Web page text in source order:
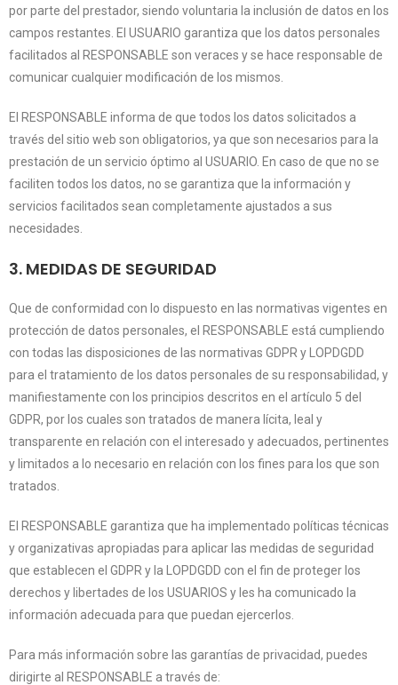
por parte del prestador, siendo voluntaria la inclusión de datos en los
campos restantes. El USUARIO garantiza que los datos personales
facilitados al RESPONSABLE son veraces y se hace responsable de
comunicar cualquier modificación de los mismos.
El RESPONSABLE informa de que todos los datos solicitados a
través del sitio web son obligatorios, ya que son necesarios para la
prestación de un servicio óptimo al USUARIO. En caso de que no se
faciliten todos los datos, no se garantiza que la información y
servicios facilitados sean completamente ajustados a sus
necesidades.
3. MEDIDAS DE SEGURIDAD
Que de conformidad con lo dispuesto en las normativas vigentes en
protección de datos personales, el RESPONSABLE está cumpliendo
con todas las disposiciones de las normativas GDPR y LOPDGDD
para el tratamiento de los datos personales de su responsabilidad, y
manifiestamente con los principios descritos en el artículo 5 del
GDPR, por los cuales son tratados de manera lícita, leal y
transparente en relación con el interesado y adecuados, pertinentes
y limitados a lo necesario en relación con los fines para los que son
tratados.
El RESPONSABLE garantiza que ha implementado políticas técnicas
y organizativas apropiadas para aplicar las medidas de seguridad
que establecen el GDPR y la LOPDGDD con el fin de proteger los
derechos y libertades de los USUARIOS y les ha comunicado la
información adecuada para que puedan ejercerlos.
Para más información sobre las garantías de privacidad, puedes
dirigirte al RESPONSABLE a través de: